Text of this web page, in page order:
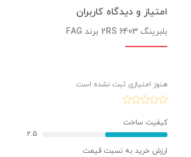
امتیاز و دیدگاه کاربران
بلبرینگ 6403 2RS برند FAG
هنوز امتیازی ثبت نشده است
کیفیت ساخت
2.5
ارزش خرید به نسبت قیمت